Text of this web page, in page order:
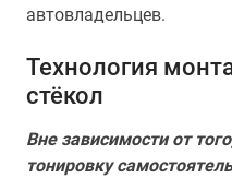
автовладельцев.
Технология
стёкол
Вне зависимости от
тонировку